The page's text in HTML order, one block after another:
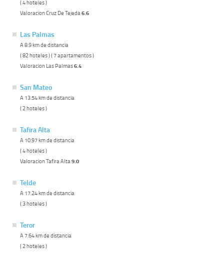
( 4 hoteles )
Valoracion Cruz De Tejeda 6.6
Las Palmas
A 8.9 km de distancia
( 82 hoteles ) ( 7 apartamentos )
Valoracion Las Palmas6.4
San Mateo
A 13.54 km de distancia
( 2 hoteles )
Tafira Alta
A 10.97 km de distancia
( 4 hoteles )
Valoracion Tafira Alta 9.0
Telde
A 17.24 km de distancia
( 3 hoteles )
Teror
A 7.64 km de distancia
( 2 hoteles )